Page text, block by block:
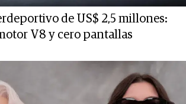
de US$ 2,5 millones:
V8 y cero pantallas